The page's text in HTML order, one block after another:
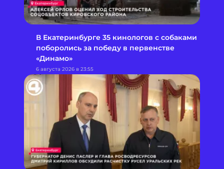
В Екатеринбурге 35 кинологов с собаками
поборолись за победу в первенстве
«Динамо»
6 августа 2026 в 23:55